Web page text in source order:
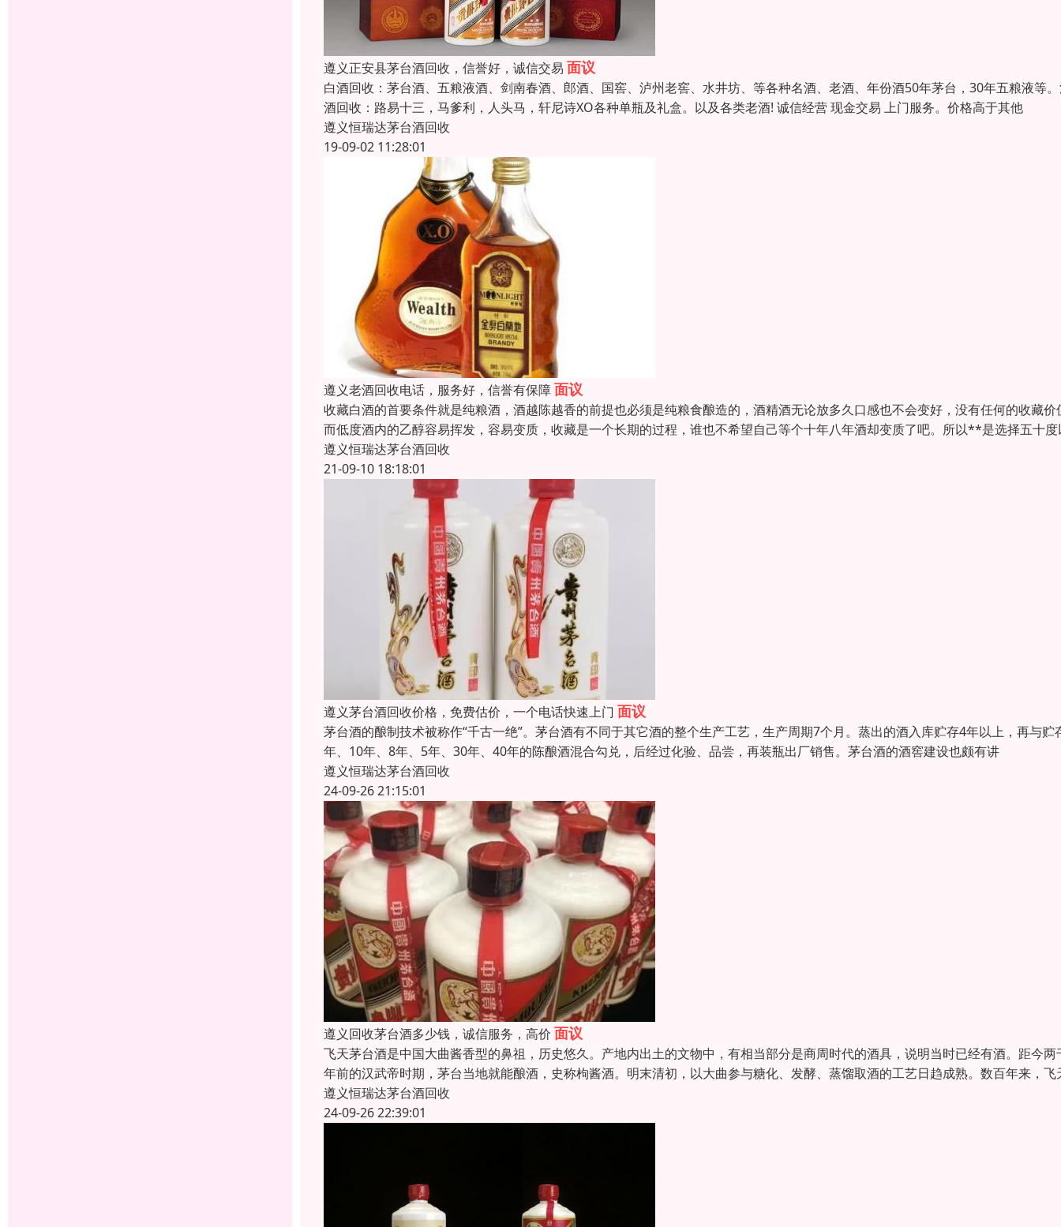
遵义正安县茅台酒回收，信誉好，诚信交易 面议
白酒回收：茅台酒、五粮液酒、剑南春酒、郎酒、国窖、泸州老窖、水井坊、等各种名酒、老酒、年份酒50年茅台，30年五粮液等
酒回收：路易十三，马爹利，人头马，轩尼诗XO各种单瓶及礼盒。以及各类老酒! 诚信经营 现金交易 上门服务。价格高于其他
遵义恒瑞达茅台酒回收
19-09-02 11:28:01
遵义老酒回收电话，服务好，信誉有保障面议
收藏白酒的首要条件就是纯粮酒，酒越陈越香的前提也必须是纯粮食酿造的，酒精酒无论放多久口感也不会变好，没有任何的收藏价
而低度酒内的乙醇容易挥发，容易变质，收藏是一个长期的过程，谁也不希望自己等个十年八年酒却变质了吧。所以**是选择五十度
遵义恒瑞达茅台酒回收
21-09-10 18:18:01
遵义茅台酒回收价格，免费估价，一个电话快速上门 面议
茅台酒的酿制技术被称作“千古一绝”。茅台酒有不同于其它酒的整个生产工艺，生产周期7个月。蒸出的酒入库贮存4年以上，再与贮
年、10年、8年、5年、30年、40年的陈酿酒混合勾兑，后经过化验、品尝，再装瓶出厂销售。茅台酒的酒窖建设也颇有讲
遵义恒瑞达茅台酒回收
24-09-26 21:15:01
遵义回收茅台酒多少钱，诚信服务，高价 面议
飞天茅台酒是中国大曲酱香型的鼻祖，历史悠久。产地内出土的文物中，有相当部分是商周时代的酒具，说明当时已经有酒。距今两
年前的汉武帝时期，茅台当地就能酿酒，史称枸酱酒。明末清初，以大曲参与糖化、发酵、蒸馏取酒的工艺日趋成熟。数百年来，飞
遵义恒瑞达茅台酒回收
24-09-26 22:39:01